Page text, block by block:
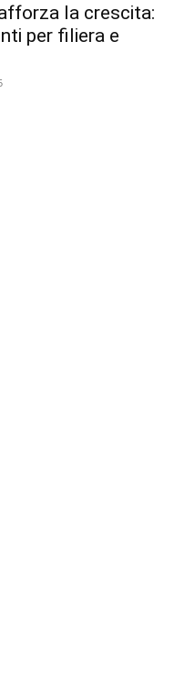
la crescita:
per filiera e